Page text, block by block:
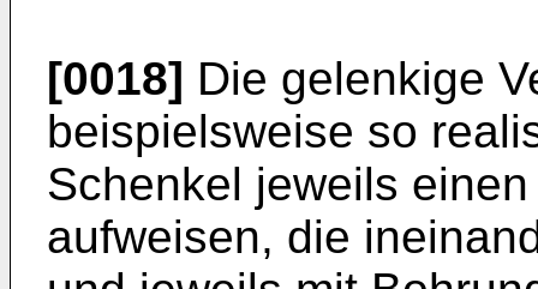
[0018] Die gelenkige
beispielsweise so
Schenkel jeweils
aufweisen, die